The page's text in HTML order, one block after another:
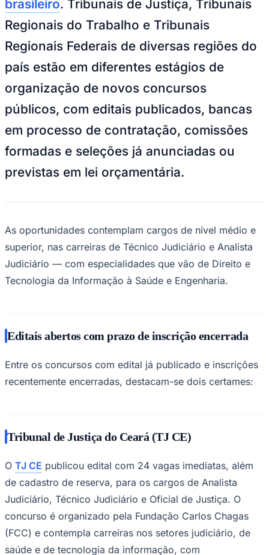
NBA
NFL
Fórmula 1
Tênis (ATP)
NHL
Vôlei
NBB
Brasileirão Série B
Copa do Brasil
Premier League
Bundesliga
Mundial 2026
Times - Ir direto
brasileiro. Tribunais de Justiça, Tribunais
Regionais do Trabalho e Tribunais
Regionais Federais de diversas regiões do
país estão em diferentes estágios de
organização de novos concursos
públicos, com editais publicados, bancas
em processo de contratação, comissões
formadas e seleções já anunciadas ou
previstas em lei orçamentária.
As oportunidades contemplam cargos de nível médio e
superior, nas carreiras de Técnico Judiciário e Analista
Judiciário — com especialidades que vão de Direito e
Tecnologia da Informação à Saúde e Engenharia.
Editais abertos com prazo de inscrição encerrada
Entre os concursos com edital já publicado e inscrições
recentemente encerradas, destacam-se dois certames:
Tribunal de Justiça do Ceará (TJ CE)
O TJ CE publicou edital com 24 vagas imediatas, além
de cadastro de reserva, para os cargos de Analista
Judiciário, Técnico Judiciário e Oficial de Justiça. O
concurso é organizado pela Fundação Carlos Chagas
(FCC) e contempla carreiras nos setores judiciário, de
saúde e de tecnologia da informação, com